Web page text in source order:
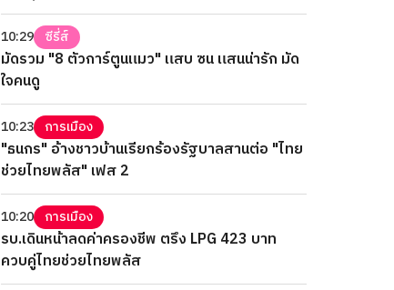
10:29 ซีรี่ส์
มัดรวม "8 ตัวการ์ตูนแมว" แสบ ซน แสนน่ารัก มัด
ใจคนดู
10:23 การเมือง
"ธนกร" อ้างชาวบ้านเรียกร้องรัฐบาลสานต่อ "ไทย
ช่วยไทยพลัส" เฟส 2
10:20 การเมือง
รบ.เดินหน้าลดค่าครองชีพ ตรึง LPG 423 บาท
ควบคู่ไทยช่วยไทยพลัส